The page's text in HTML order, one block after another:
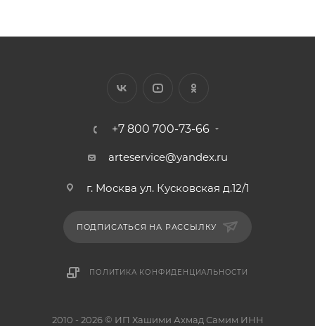
+7 800 700-73-66
arteservice@yandex.ru
г. Москва ул. Кусковская д.12/1
ПОДПИСАТЬСЯ НА РАССЫЛКУ
ПОЛИТИКА КОНФИДЕНЦИАЛЬНОСТИ
2010 - 2026 © ИП Хашими Ахмад Самим ИНН